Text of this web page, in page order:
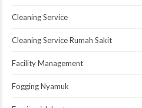
Cleaning Service
Cleaning Service Rumah Sakit
Facility Management
Fogging Nyamuk